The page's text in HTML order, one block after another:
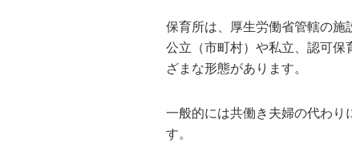
保育所は、厚生労働省管轄の施
公立（市町村）や私立、認可保
ざまな形態があります。
一般的には共働き夫婦の代わり
す。